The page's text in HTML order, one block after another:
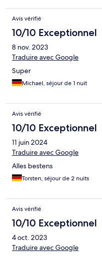
Avis vérifié
10/10 Exceptionnel
8 nov. 2023
Traduire avec Google
Super
Michael, séjour de 1 nuit
Avis vérifié
10/10 Exceptionnel
11 juin 2024
Traduire avec Google
Alles bestens
Torsten, séjour de 2 nuits
Avis vérifié
10/10 Exceptionnel
4 oct. 2023
Traduire avec Google